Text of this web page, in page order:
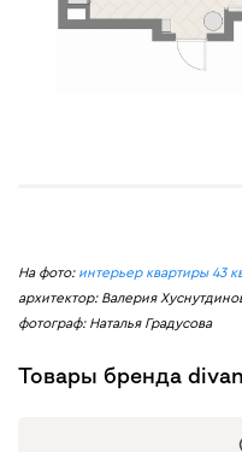
На фото: интерьер квартиры 43
архитектор: Валерия
фотограф: Наталья Градусова
Товары бренда